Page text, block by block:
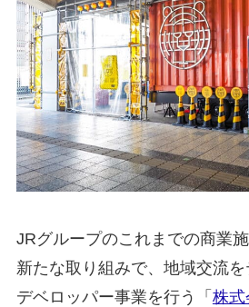
JRグループのこれまでの商業
新たな取り組みで、地域交流
デベロッパー事業を行う「 株式